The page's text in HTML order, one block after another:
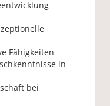
Fähigkeiten
in
bei